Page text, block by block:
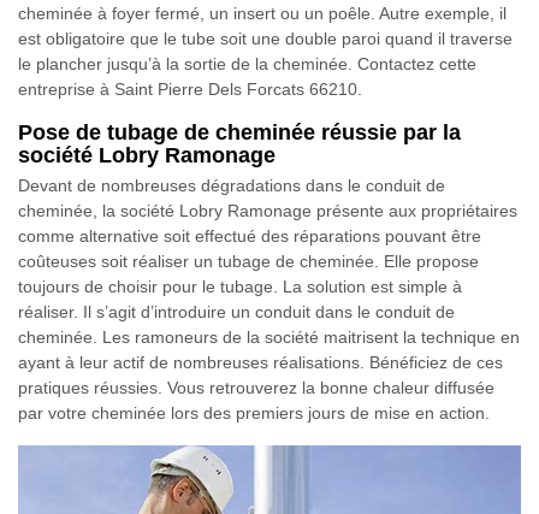
cheminée à foyer fermé, un insert ou un poêle. Autre exemple, il
est obligatoire que le tube soit une double paroi quand il traverse
le plancher jusqu’à la sortie de la cheminée. Contactez cette
entreprise à Saint Pierre Dels Forcats 66210.
Pose de tubage de cheminée réussie par la
société Lobry Ramonage
Devant de nombreuses dégradations dans le conduit de
cheminée, la société Lobry Ramonage présente aux propriétaires
comme alternative soit effectué des réparations pouvant être
coûteuses soit réaliser un tubage de cheminée. Elle propose
toujours de choisir pour le tubage. La solution est simple à
réaliser. Il s’agit d’introduire un conduit dans le conduit de
cheminée. Les ramoneurs de la société maitrisent la technique en
ayant à leur actif de nombreuses réalisations. Bénéficiez de ces
pratiques réussies. Vous retrouverez la bonne chaleur diffusée
par votre cheminée lors des premiers jours de mise en action.